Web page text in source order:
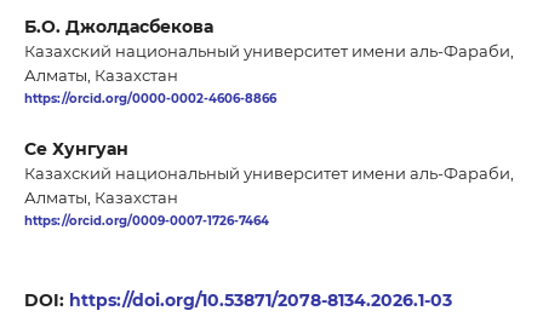
Б.О. Джолдасбекова
Казахский национальный университет имени аль-Фараби,
Алматы, Казахстан
https://orcid.org/0000-0002-4606-8866
Се Хунгуан
Казахский национальный университет имени аль-Фараби,
Алматы, Казахстан
https://orcid.org/0009-0007-1726-7464
DOI: https://doi.org/10.53871/2078-8134.2026.1-03